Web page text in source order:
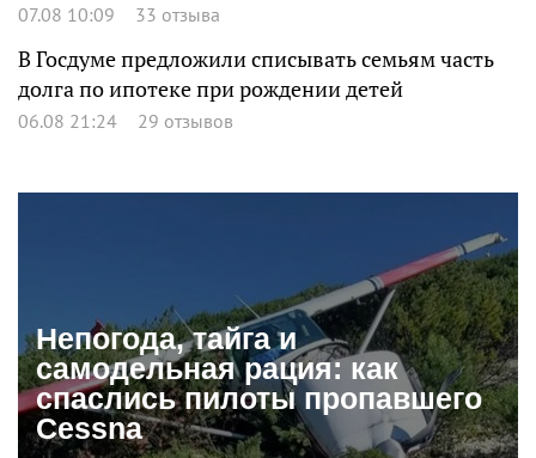
07.08 10:09 33 отзыва
В Госдуме предложили списывать семьям часть
долга по ипотеке при рождении детей
06.08 21:24 29 отзывов
Непогода, тайга и
самодельная рация: как
спаслись пилоты пропавшего
Cessna